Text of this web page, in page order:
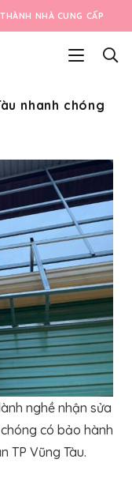
NHÀ CUNG CẤP
nhanh chóng
nghề nhận sửa
có bảo hành
TP Vũng Tàu.